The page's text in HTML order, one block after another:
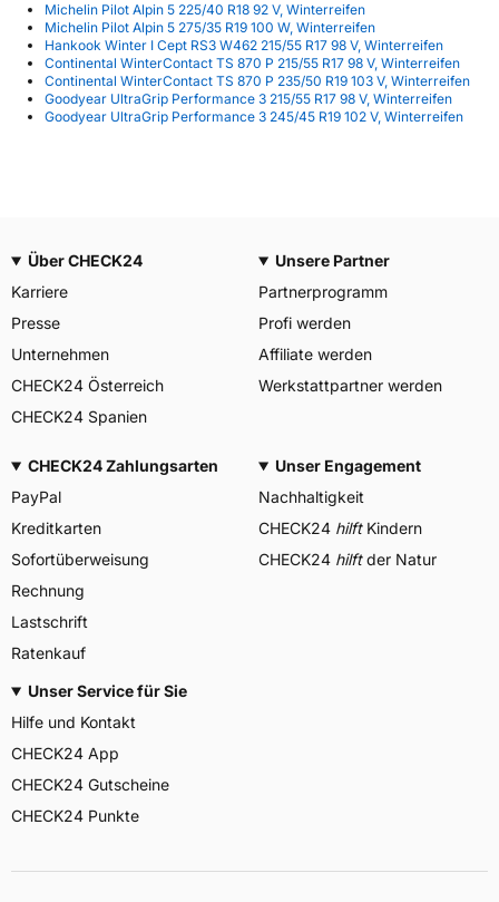
Michelin Pilot Alpin 5 225/40 R18 92 V, Winterreifen
Michelin Pilot Alpin 5 275/35 R19 100 W, Winterreifen
Hankook Winter I Cept RS3 W462 215/55 R17 98 V, Winterreifen
Continental WinterContact TS 870 P 215/55 R17 98 V, Winterreifen
Continental WinterContact TS 870 P 235/50 R19 103 V, Winterreifen
Goodyear UltraGrip Performance 3 215/55 R17 98 V, Winterreifen
Goodyear UltraGrip Performance 3 245/45 R19 102 V, Winterreifen
Über CHECK24
Karriere
Presse
Unternehmen
CHECK24 Österreich
CHECK24 Spanien
Unsere Partner
Partnerprogramm
Profi werden
Affiliate werden
Werkstattpartner werden
CHECK24 Zahlungsarten
PayPal
Kreditkarten
Sofortüberweisung
Rechnung
Lastschrift
Ratenkauf
Unser Engagement
Nachhaltigkeit
CHECK24 hilftKindern
CHECK24 hilftder Natur
Unser Service für Sie
Hilfe und Kontakt
CHECK24 App
CHECK24 Gutscheine
CHECK24 Punkte